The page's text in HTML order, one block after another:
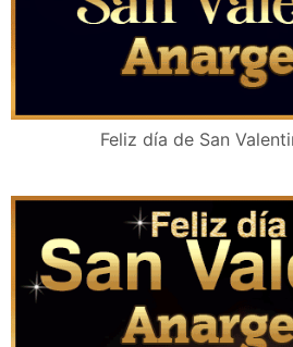
Feliz día de San